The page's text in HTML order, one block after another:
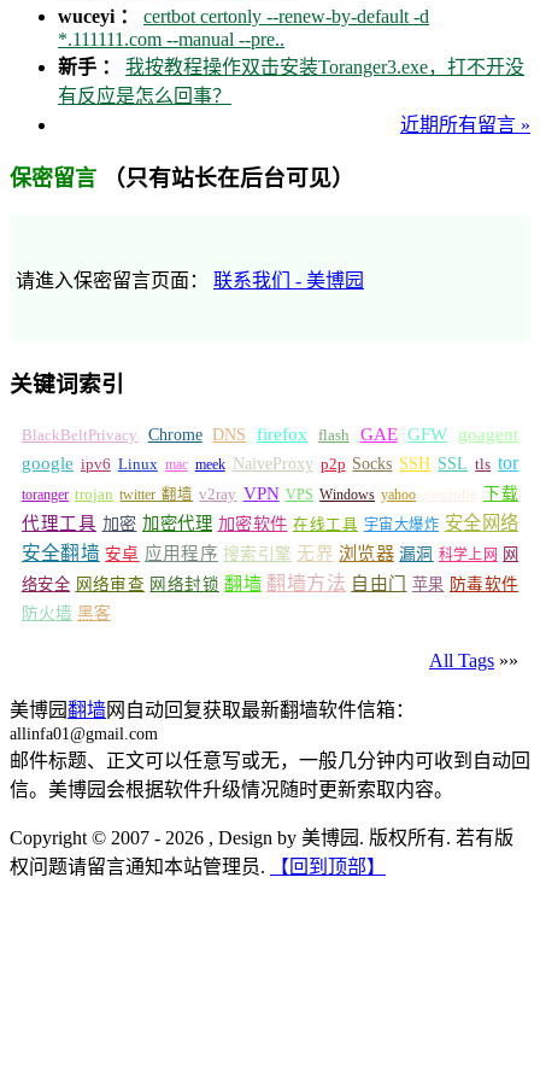
wuceyi ： certbot certonly --renew-by-default -d
*.111111.com --manual --pre..
新手 ： 我按教程操作双击安装Toranger3.exe，打不开没
有反应是怎么回事？
近期所有留言 »
保密留言 （只有站长在后台可见）
请進入保密留言页面： 联系我们 - 美博园
关键词索引
BlackBeltPrivacy Chrome DNS firefox flash GAE GFW
goagent
google ipv6 Linux mac meek NaiveProxy p2p Socks SSH SSL tls tor
toranger trojan twitter 翻墙 v2ray VPN VPS Windows yahoo youtube 下载
代理工具 加密 加密代理 加密软件 在线工具 宇宙大爆炸 安全网络
安全翻墙 安卓 应用程序 搜索引擎 无界 浏览器 漏洞 科学上网 网
络安全 网络审查 网络封锁 翻墙 翻墙方法 自由门 苹果 防毒软件
防火墙 黑客
All Tags »»
美博园翻墙网自动回复获取最新翻墙软件信箱：
allinfa01@gmail.com
邮件标题、正文可以任意写或无，一般几分钟内可收到自动回
信。美博园会根据软件升级情况随时更新索取内容。
Copyright © 2007 - 2026 , Design by 美博园. 版权所有. 若有版
权问题请留言通知本站管理员.
【回到顶部】